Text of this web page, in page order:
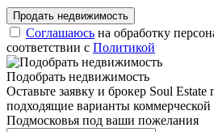
Соглашаюсь на обработку
соответствии с Политикой
Подобрать недвижимость
Оставьте заявку и брокер Soul
подходящие варианты
Подмосковья под ваши пожелания